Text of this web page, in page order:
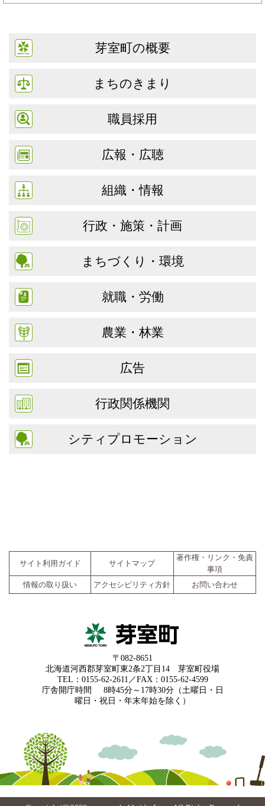
芽室町の概要
まちのきまり
職員採用
広報・広聴
組織・情報
行政・施策・計画
まちづくり・環境
就職・労働
農業・林業
広告
行政関係機関
シティプロモーション
サイト利用ガイド サイトマップ
著作権・リンク・免責
事項
情報の取り扱い
アクセシビリティ方針 お問い合わせ
〒082-8651
北海道河西郡芽室町東2条2丁目14 芽室町役場
TEL：0155-62-2611／FAX：0155-62-4599
庁舎開庁時間
8時45分～17時30分（土曜日・日
曜日・祝日・年末年始を除く）